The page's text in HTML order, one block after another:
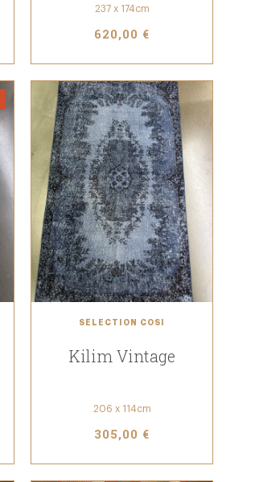
237 x 174cm
620,00 €
SÉLECTION COSI
Kilim Vintage
206 x 114cm
305,00 €